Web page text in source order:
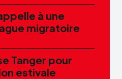
à une
migratoire
Tanger pour
estivale